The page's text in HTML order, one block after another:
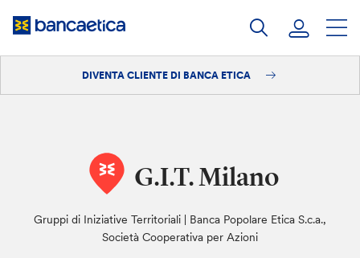
DIVENTA CLIENTE DI BANCA ETICA
G.I.T. Milano
Gruppi di Iniziative Territoriali | Banca Popolare Etica S.c.a.,
Società Cooperativa per Azioni